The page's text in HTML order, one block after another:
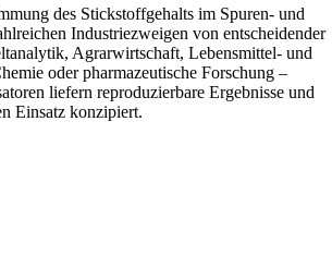
des Stickstoffgehalts im Spuren- und
Industriezweigen von entscheidender
Agrarwirtschaft, Lebensmittel- und
oder pharmazeutische Forschung –
liefern reproduzierbare Ergebnisse und
Einsatz konzipiert.